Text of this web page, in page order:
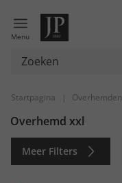
Menu
Startpagina | Overhemden
Overhemd xxl
Meer Filters